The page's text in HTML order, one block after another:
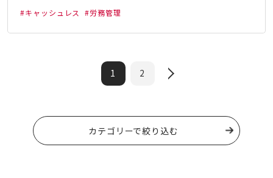
#キャッシュレス #労務管理
1 2
カテゴリーで絞り込む